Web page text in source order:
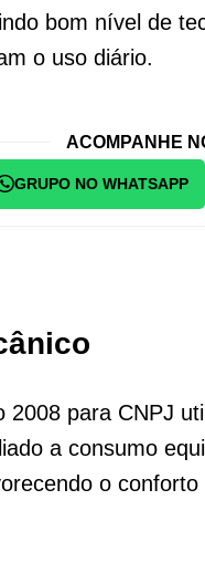
bom nível de
o uso diário.
ACOMPANHE
GRUPO NO WHATSAPP
2008 para CNPJ
a consumo
o